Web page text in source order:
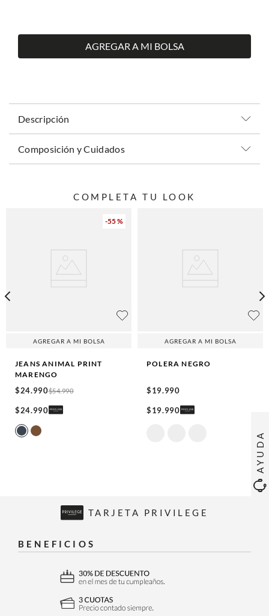
AYUDA
AGREGAR A MI BOLSA
Descripción
Composición y Cuidados
COMPLETA TU LOOK
-55 %
AGREGAR A MI BOLSA
JEANS ANIMAL PRINT
MARENGO
$24.990$54.990
$24.990
AGREGAR A MI BOLSA
POLERA NEGRO
$19.990
$19.990
TARJETA PRIVILEGE
BENEFICIOS